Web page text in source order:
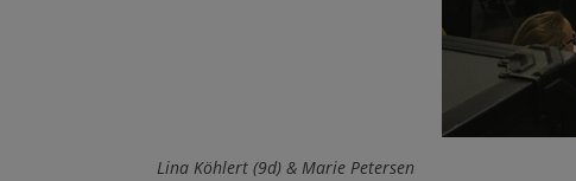
Lina Köhlert (9d) & Marie Petersen